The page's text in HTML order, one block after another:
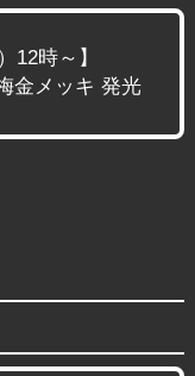
12時～】
金メッキ 発光